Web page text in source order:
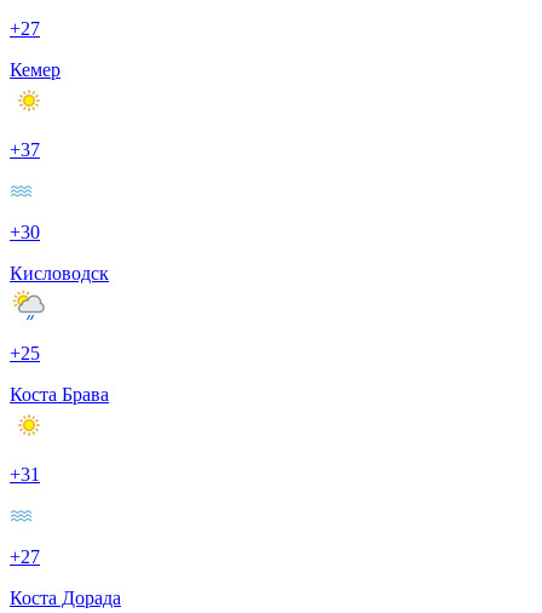
+27
Кемер
+37
+30
Кисловодск
+25
Коста Брава
+31
+27
Коста Дорада